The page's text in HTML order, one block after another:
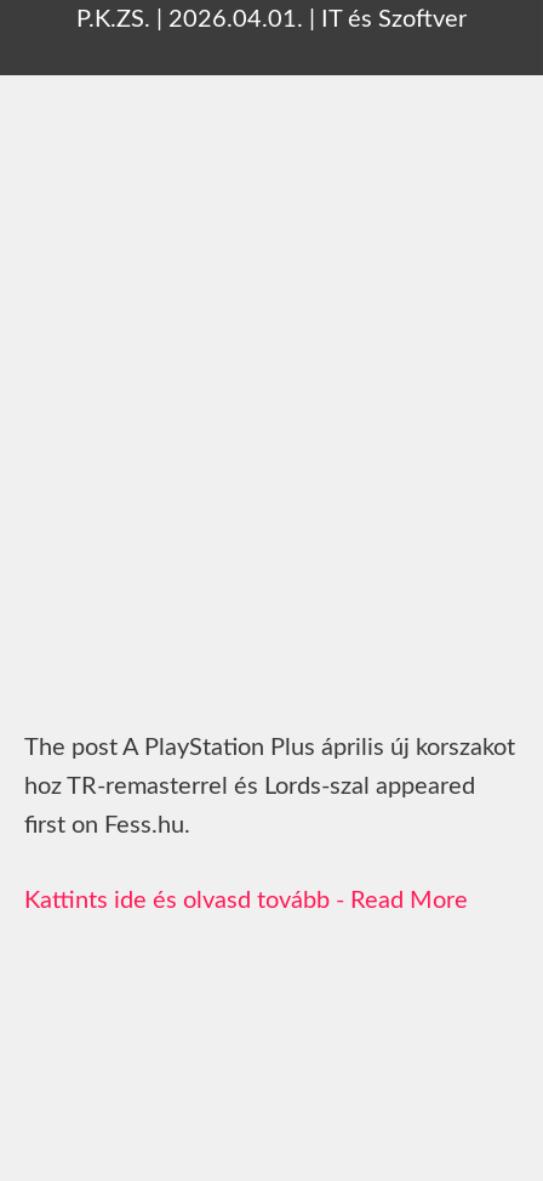
P.K.ZS. 2026.04.01. IT és Szoftver
The post A PlayStation Plus április új korszakot
hoz TR-remasterrel és Lords-szal appeared
first on Fess.hu.
Read More